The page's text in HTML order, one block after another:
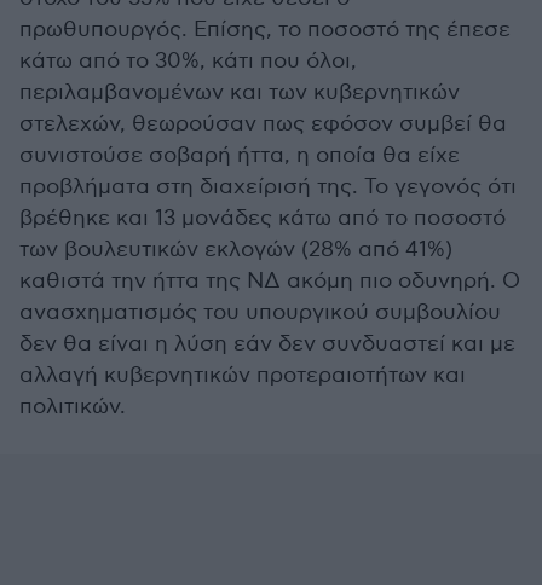
πρωθυπουργός. Επίσης, το ποσοστό της έπεσε
κάτω από το 30%, κάτι που όλοι,
περιλαμβανομένων και των κυβερνητικών
στελεχών, θεωρούσαν πως εφόσον συμβεί θα
συνιστούσε σοβαρή ήττα, η οποία θα είχε
προβλήματα στη διαχείρισή της. Το γεγονός ότι
βρέθηκε και 13 μονάδες κάτω από το ποσοστό
των βουλευτικών εκλογών (28% από 41%)
καθιστά την ήττα της ΝΔ ακόμη πιο οδυνηρή. Ο
ανασχηματισμός του υπουργικού συμβουλίου
δεν θα είναι η λύση εάν δεν συνδυαστεί και με
αλλαγή κυβερνητικών προτεραιοτήτων και
πολιτικών.